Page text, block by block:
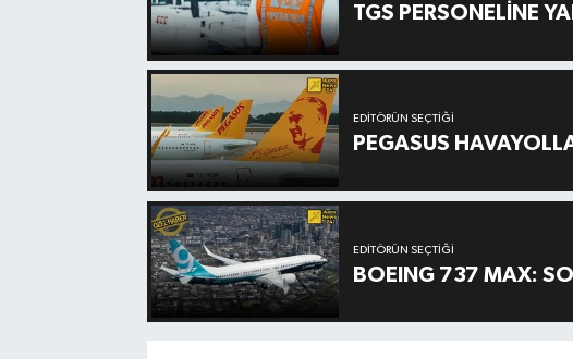
TGS PERSONELİNE
EDITÖRÜN SEÇTIĞI
PEGASUS
EDITÖRÜN SEÇTIĞI
BOEING 737 MAX: